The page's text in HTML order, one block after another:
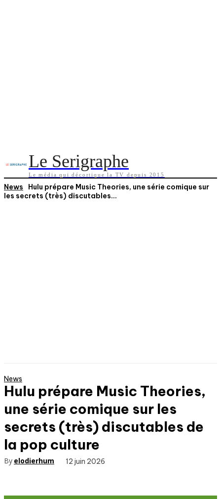
Le Serigraphe
Le média qui décortique la TV depuis 2015
News
Hulu prépare Music Theories, une série comique sur
les secrets (très) discutables...
News
Hulu prépare Music Theories,
une série comique sur les
secrets (très) discutables de
la pop culture
By elodierhum 12 juin 2026